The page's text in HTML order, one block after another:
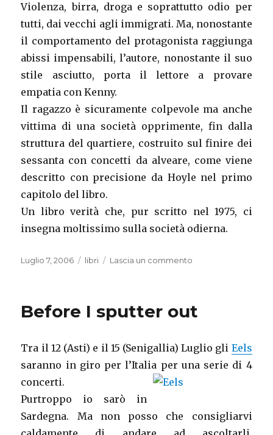
Violenza, birra, droga e soprattutto odio per
tutti, dai vecchi agli immigrati. Ma, nonostante
il comportamento del protagonista raggiunga
abissi impensabili, l’autore, nonostante il suo
stile asciutto, porta il lettore a provare
empatia con Kenny.
Il ragazzo è sicuramente colpevole ma anche
vittima di una società opprimente, fin dalla
struttura del quartiere, costruito sul finire dei
sessanta con concetti da alveare, come viene
descritto con precisione da Hoyle nel primo
capitolo del libro.
Un libro verità che, pur scritto nel 1975, ci
insegna moltissimo sulla società odierna.
Pubblicato
Luglio 7, 2006 Categorie
libri Lascia un commento
notte
Before I sputter out
Tra il 12 (Asti) e il 15 (Senigallia) Luglio gli Eels
saranno in giro per l’Italia per una serie di 4
concerti.
Purtroppo io sarò in
Sardegna. Ma non posso che consigliarvi